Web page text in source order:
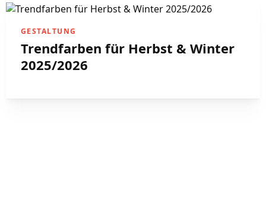
GESTALTUNG
Trendfarben für Herbst & Winter
2025/2026